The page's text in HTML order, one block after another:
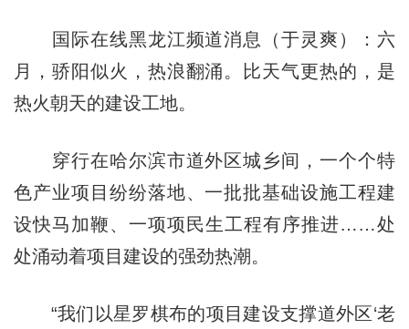
国际在线黑龙江频道消息（于灵爽）：六
月，骄阳似火，热浪翻涌。比天气更热的，是
热火朝天的建设工地。
穿行在哈尔滨市道外区城乡间，一个个特
色产业项目纷纷落地、一批批基础设施工程建
设快马加鞭、一项项民生工程有序推进……处
处涌动着项目建设的强劲热潮。
“我们以星罗棋布的项目建设支撑道外区‘老